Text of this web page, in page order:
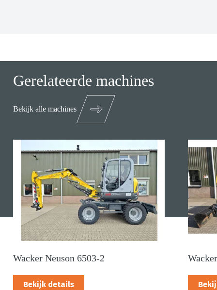
Gerelateerde machines
Bekijk alle machines
Wacker Neuson 6503-2
Bekijk details